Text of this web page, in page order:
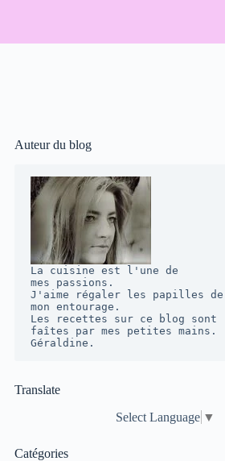
Auteur du blog
La cuisine est l'une de
mes passions.
J'aime régaler les papilles de
mon entourage.
Les recettes sur ce blog sont
faîtes par mes petites mains.
Géraldine.
Translate
Select Language ▼
Catégories